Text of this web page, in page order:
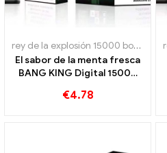
rey de la explosión 15000 bocanadas
El sabor de la menta fresca
BANG KING Digital 15000
bocanadas
€4.78